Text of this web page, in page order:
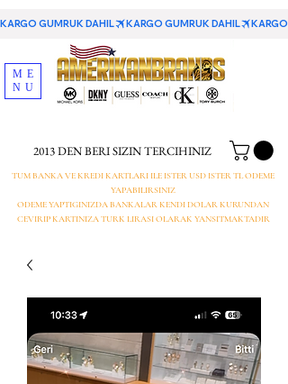
KARGO GUMRUK DAHIL
2013 DEN BERI SIZIN TERCIHINIZ
TUM BANKA VE KREDI KARTLARI ILE ISTER USD ISTER TL ODEME
YAPABILIRSINIZ
ODEME YAPTIGINIZDA BANKALAR KENDI DOLAR KURUNDAN
CEVIRIP KARTINIZA TURK LIRASI OLARAK YANSITMAKTADIR
ME
NU